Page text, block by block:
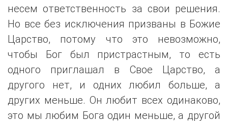
несем ответственность за свои решения.
Но все без исключения призваны в Божие
Царство, потому что это невозможно,
чтобы Бог был пристрастным, то есть
одного приглашал в Свое Царство, а
другого нет, и одних любил больше, а
других меньше. Он любит всех одинаково,
это мы любим Бога один меньше, а другой